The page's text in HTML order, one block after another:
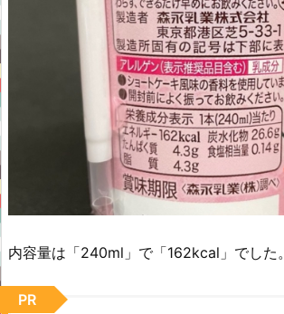
内容量は「240ml」で「162kcal」でした。
PR